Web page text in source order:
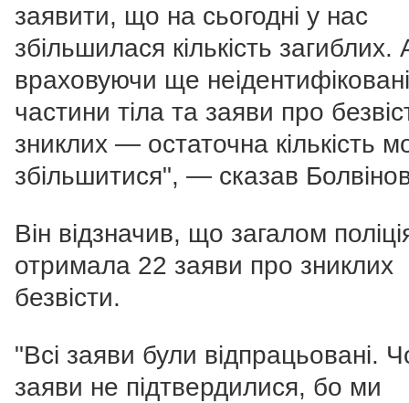
заявити, що на сьогодні у нас
збільшилася кількість загиблих.
враховуючи ще неідентифіковані
частини тіла та заяви про
зниклих — остаточна кількість
збільшитися", — сказав
Він відзначив, що загалом
отримала 22 заяви про зниклих
безвісти.
"Всі заяви були відпрацьовані.
заяви не підтвердилися, бо ми